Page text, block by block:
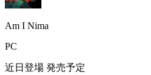
Am I Nima
PC
近日登場 発売予定